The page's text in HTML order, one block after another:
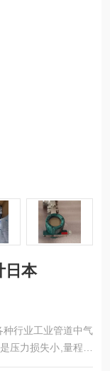
日本
行业工业管道中气
压力损失小,量程范
体密度、压力、温